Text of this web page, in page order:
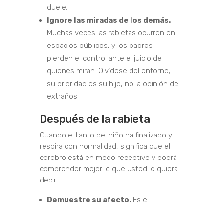
duele.
Ignore las miradas de los demás.
Muchas veces las rabietas ocurren en
espacios públicos, y los padres
pierden el control ante el juicio de
quienes miran. Olvídese del entorno;
su prioridad es su hijo, no la opinión de
extraños.
Después de la rabieta
Cuando el llanto del niño ha finalizado y
respira con normalidad, significa que el
cerebro está en modo receptivo y podrá
comprender mejor lo que usted le quiera
decir.
Demuestre su afecto.Es el